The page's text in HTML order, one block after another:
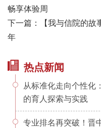
畅享体验周
下一篇：【我与信院的故
年
热点新闻
从标准化走向个性化
的育人探索与实践
专业排名再突破！晋